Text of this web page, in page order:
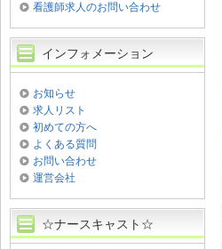
看護師求人のお問い合わせ
インフォメーション
お知らせ
求人リスト
初めての方へ
よくある質問
お問い合わせ
運営会社
☆ナースキャスト☆